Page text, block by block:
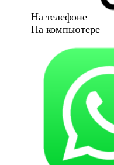
На телефоне
На компьютере